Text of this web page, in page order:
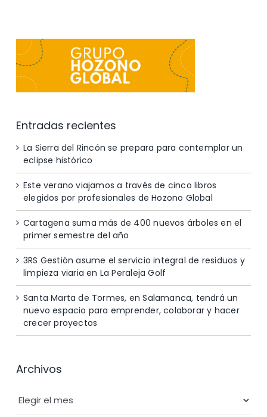
Entradas recientes
La Sierra del Rincón se prepara para contemplar un
eclipse histórico
Este verano viajamos a través de cinco libros
elegidos por profesionales de Hozono Global
Cartagena suma más de 400 nuevos árboles en el
primer semestre del año
3RS Gestión asume el servicio integral de residuos y
limpieza viaria en La Peraleja Golf
Santa Marta de Tormes, en Salamanca, tendrá un
nuevo espacio para emprender, colaborar y hacer
crecer proyectos
Archivos